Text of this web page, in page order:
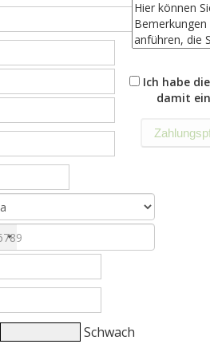
Schwach
Ich habe
damit